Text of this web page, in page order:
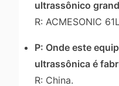
ultrassônico
R: ACMESONIC
P: Onde este
ultrassônica é
R: China.